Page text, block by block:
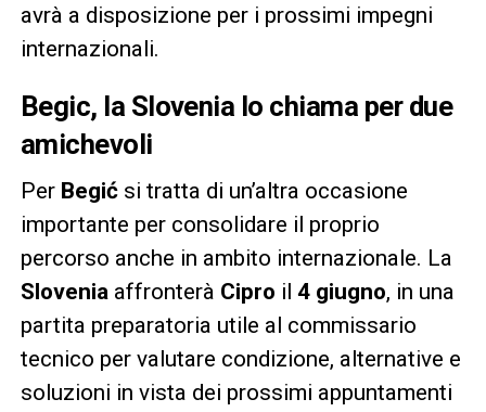
avrà a disposizione per i prossimi impegni
internazionali.
Begic, la Slovenia lo chiama per due
amichevoli
Per Begićsi tratta di un’altra occasione
importante per consolidare il proprio
percorso anche in ambito internazionale. La
Sloveniaaffronterà Cipro il 4 giugno, in una
partita preparatoria utile al commissario
tecnico per valutare condizione, alternative e
soluzioni in vista dei prossimi appuntamenti